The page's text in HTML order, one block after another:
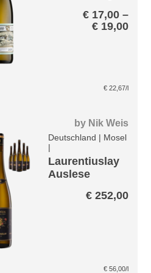
€ 17,00 –
€ 19,00
€ 22,67/l
by Nik Weis
Deutschland | Mosel
|
Laurentiuslay
Auslese
Große Lage
€ 252,00
€ 56,00/l